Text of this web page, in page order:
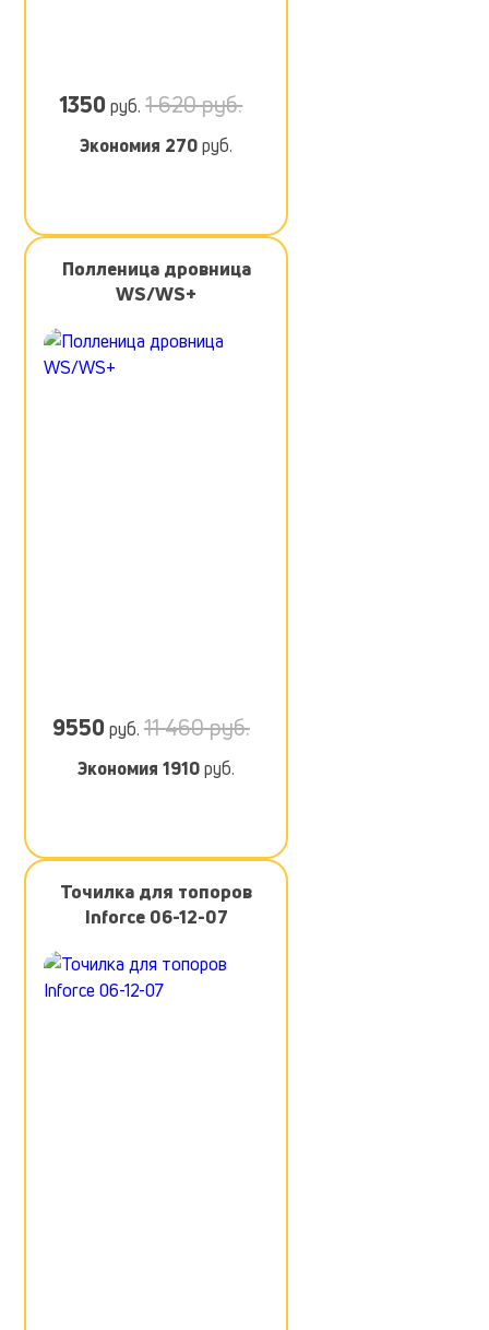
1350 руб.1 620 руб.
Экономия 270руб.
Полленица дровница
WS/WS+
9550 руб. 11 460 руб.
Экономия 1910руб.
Точилка для топоров
Inforce 06-12-07